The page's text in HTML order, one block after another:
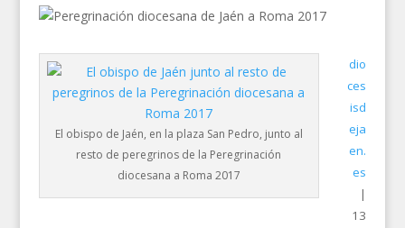
El obispo de Jaén, en la plaza San Pedro, junto al
resto de peregrinos de la Peregrinación
diocesana a Roma 2017
dio
ces
isd
eja
en.
es
|
13